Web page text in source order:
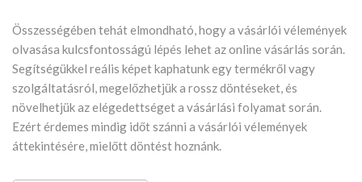
Összességében tehát elmondható, hogy a vásárlói vélemények
olvasása kulcsfontosságú lépés lehet az online vásárlás során.
Segítségükkel reális képet kaphatunk egy termékről vagy
szolgáltatásról, megelőzhetjük a rossz döntéseket, és
növelhetjük az elégedettséget a vásárlási folyamat során.
Ezért érdemes mindig időt szánni a vásárlói vélemények
áttekintésére, mielőtt döntést hoznánk.